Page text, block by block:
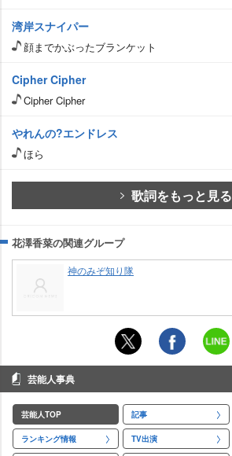
湾岸スナイパー
顔までかぶったブランケット
Cipher Cipher
Cipher Cipher
れんの?エンドレス
ほら
歌詞をもっと見る
花澤香菜の関連グループ
神のみぞ知り隊
芸能人事典
芸能人TOP 記事
ランキング情報 TV出演